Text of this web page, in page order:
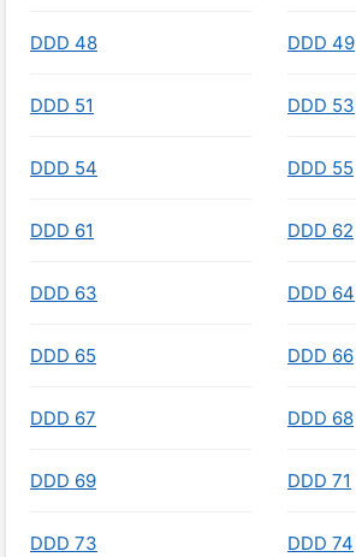
DDD 48 DDD 49
DDD 51 DDD 53
DDD 54 DDD 55
DDD 61 DDD 62
DDD 63 DDD 64
DDD 65 DDD 66
DDD 67 DDD 68
DDD 69 DDD 71
DDD 73 DDD 74